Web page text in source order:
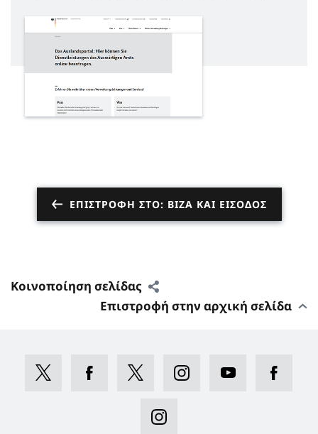
ΕΠΙΣΤΡΟΦΉ ΣΤΟ: ΒΊΖΑ ΚΑΙ ΕΊΣΟΔΟΣ
Κοινοποίηση σελίδας
Επιστροφή στην αρχική σελίδα